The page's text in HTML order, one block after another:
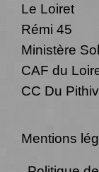
Le Loiret
Rémi 45
Ministère
CAF du
CC Du
Mentions